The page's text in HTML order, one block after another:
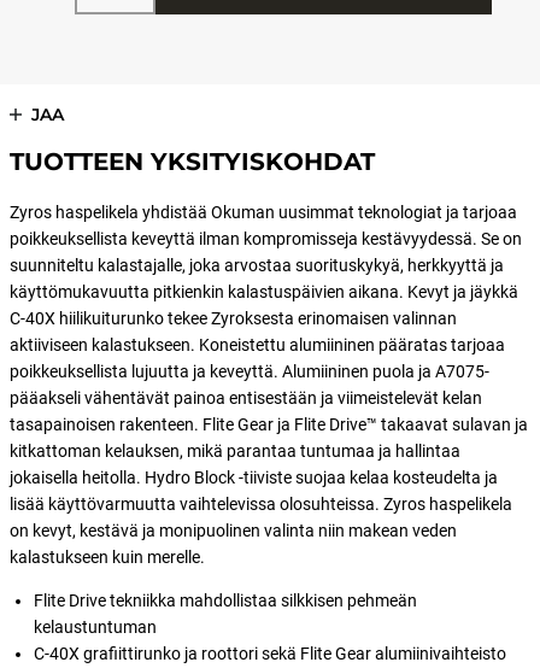
JAA
TUOTTEEN YKSITYISKOHDAT
Zyros haspelikela yhdistää Okuman uusimmat teknologiat ja tarjoaa
poikkeuksellista keveyttä ilman kompromisseja kestävyydessä. Se on
suunniteltu kalastajalle, joka arvostaa suorituskykyä, herkkyyttä ja
käyttömukavuutta pitkienkin kalastuspäivien aikana. Kevyt ja jäykkä
C-40X hiilikuiturunko tekee Zyroksesta erinomaisen valinnan
aktiiviseen kalastukseen. Koneistettu alumiininen pääratas tarjoaa
poikkeuksellista lujuutta ja keveyttä. Alumiininen puola ja A7075-
pääakseli vähentävät painoa entisestään ja viimeistelevät kelan
tasapainoisen rakenteen. Flite Gear ja Flite Drive™ takaavat sulavan ja
kitkattoman kelauksen, mikä parantaa tuntumaa ja hallintaa
jokaisella heitolla. Hydro Block -tiiviste suojaa kelaa kosteudelta ja
lisää käyttövarmuutta vaihtelevissa olosuhteissa. Zyros haspelikela
on kevyt, kestävä ja monipuolinen valinta niin makean veden
kalastukseen kuin merelle.
Flite Drive tekniikka mahdollistaa silkkisen pehmeän
kelaustuntuman
C-40X grafiittirunko ja roottori sekä Flite Gear alumiinivaihteisto